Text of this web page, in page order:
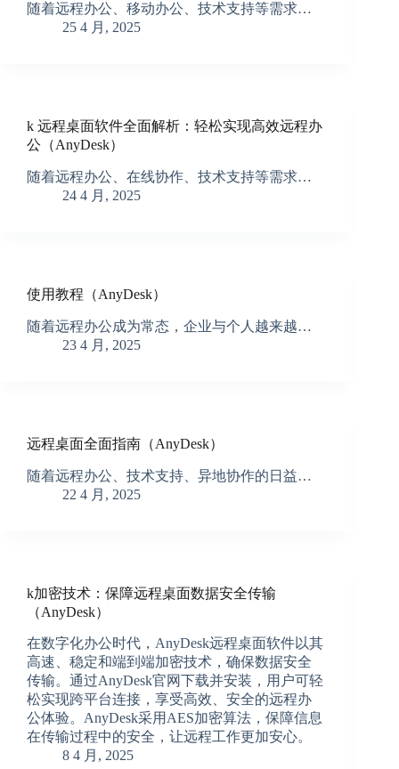
随着远程办公、移动办公、技术支持等需求…
25 4 月, 2025
k 远程桌面软件全面解析：轻松实现高效远程办
公（AnyDesk）
随着远程办公、在线协作、技术支持等需求…
24 4 月, 2025
使用教程（AnyDesk）
随着远程办公成为常态，企业与个人越来越…
23 4 月, 2025
远程桌面全面指南（AnyDesk）
随着远程办公、技术支持、异地协作的日益…
22 4 月, 2025
k加密技术：保障远程桌面数据安全传输
（AnyDesk）
在数字化办公时代，AnyDesk远程桌面软件以其
高速、稳定和端到端加密技术，确保数据安全
传输。通过AnyDesk官网下载并安装，用户可轻
松实现跨平台连接，享受高效、安全的远程办
公体验。AnyDesk采用AES加密算法，保障信息
在传输过程中的安全，让远程工作更加安心。
8 4 月, 2025